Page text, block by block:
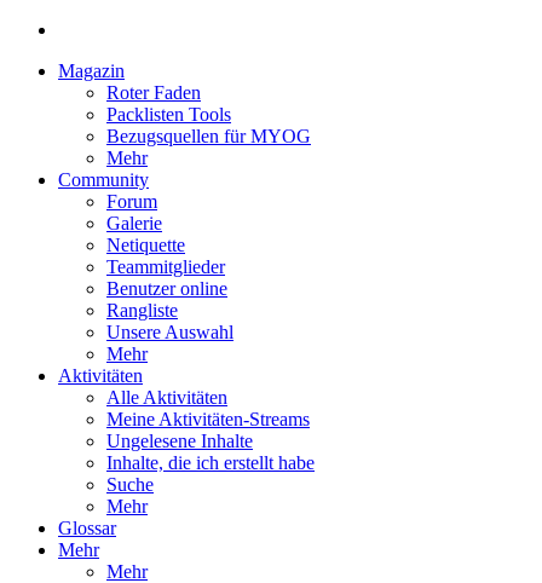
Magazin
Roter Faden
Packlisten Tools
Bezugsquellen für MYOG
Mehr
Community
Forum
Galerie
Netiquette
Teammitglieder
Benutzer online
Rangliste
Unsere Auswahl
Mehr
Aktivitäten
Alle Aktivitäten
Meine Aktivitäten-Streams
Ungelesene Inhalte
Inhalte, die ich erstellt habe
Suche
Mehr
Glossar
Mehr
Mehr